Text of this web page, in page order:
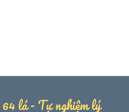
64 lá - Tự nghiệm lý